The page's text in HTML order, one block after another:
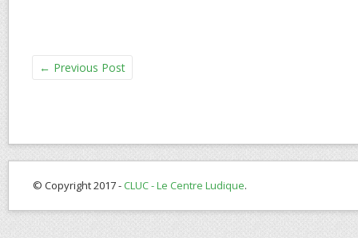
← Previous Post
© Copyright 2017 -CLUC - Le Centre Ludique.